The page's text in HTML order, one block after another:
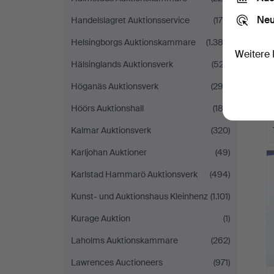
Handelslagret Auktionsservice
(170)
Helsingborgs Auktionskammare
(1.382)
Hälsinglands Auktionsverk
(527)
Höganäs Auktionsverk
(292)
Höörs Auktionshall
(183)
Kalmar Auktionsverk
(320)
Karljohan Auktioner
(49)
Karlstad Hammarö Auktionsverk
(494)
Kunst- und Auktionshaus Kleinhenz (1.101)
Kurage Auktion
(1)
Laholms Auktionskammare
(262)
Lawrences Auctioneers
(971)
Weitere